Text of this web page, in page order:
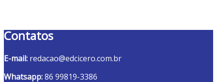
Contatos
E-mail: redacao@edcicero.com.br
Whatsapp:86 99819-3386